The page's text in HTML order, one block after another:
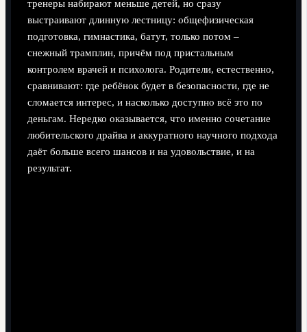
тренеры набирают меньше детей, но сразу
выстраивают длинную лестницу: общефизическая
подготовка, гимнастика, батут, только потом –
снежный трамплин, причём под пристальным
контролем врачей и психолога. Родители, естественно,
сравнивают: где ребёнок будет в безопасности, где не
сломается интерес, и насколько доступно всё это по
деньгам. Нередко оказывается, что именно сочетание
любительского драйва и аккуратного научного подхода
даёт больше всего шансов и на удовольствие, и на
результат.